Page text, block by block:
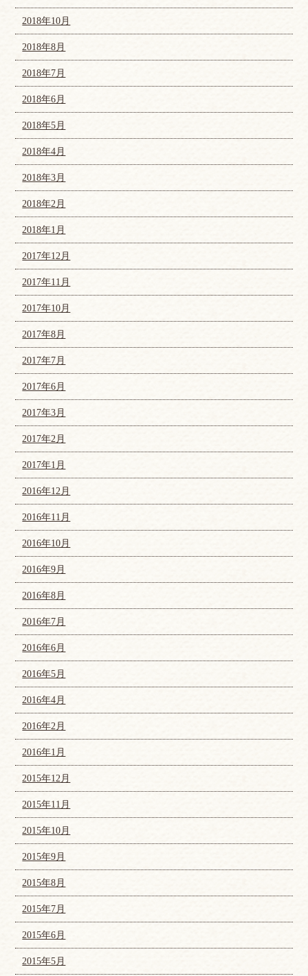
2018年10月
2018年8月
2018年7月
2018年6月
2018年5月
2018年4月
2018年3月
2018年2月
2018年1月
2017年12月
2017年11月
2017年10月
2017年8月
2017年7月
2017年6月
2017年3月
2017年2月
2017年1月
2016年12月
2016年11月
2016年10月
2016年9月
2016年8月
2016年7月
2016年6月
2016年5月
2016年4月
2016年2月
2016年1月
2015年12月
2015年11月
2015年10月
2015年9月
2015年8月
2015年7月
2015年6月
2015年5月